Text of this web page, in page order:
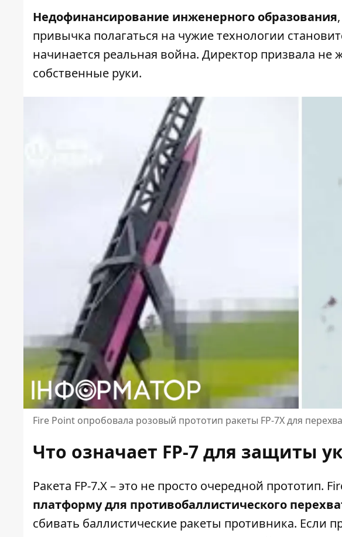
Недофинансирование инженерного образования
привычка полагаться на чужие технологии
начинается реальная война. Директор призвала не
собственные руки.
Fire Point опробовала розовый прототип ракеты FP-7X для
Что означает FP-7 для защиты
Ракета FP-7.X – это не просто очередной прототип.
платформу для противобаллистического
сбивать баллистические ракеты противника. Если